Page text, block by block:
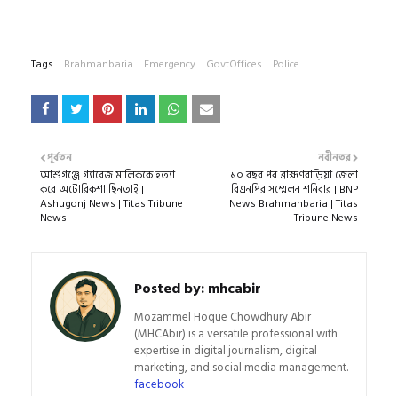
Tags Brahmanbaria Emergency GovtOffices Police
নবীনতর
১০ বছর পর ব্রাহ্মণবাড়িয়া জেলা
বিএনপির সম্মেলন শনিবার | BNP
News Brahmanbaria | Titas
Tribune News
পূর্বতন
আশুগঞ্জে গ্যারেজ মালিককে হত্যা
করে অটোরিকশা ছিনতাই |
Ashugonj News | Titas Tribune
News
Posted by:mhcabir
Mozammel Hoque Chowdhury Abir
(MHCAbir) is a versatile professional with
expertise in digital journalism, digital
marketing, and social media management.
facebook